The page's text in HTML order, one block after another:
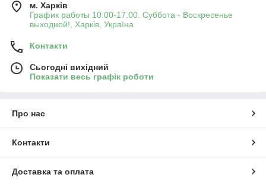
м. Харків
График работы 10.00-17.00. Суббота - Воскресенье
выходной!, Харків, Україна
Контакти
Сьогодні вихідний
Показати весь графік роботи
Про нас
Контакти
Доставка та оплата